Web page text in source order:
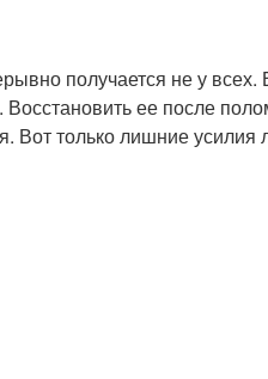
получается не у
ее после
Вот только лишние